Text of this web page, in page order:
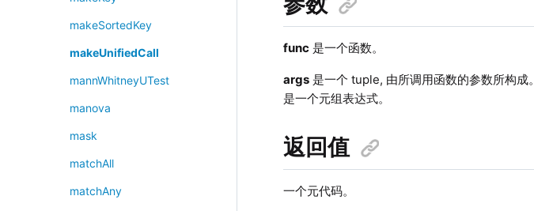
makeSortedKey
makeUnifiedCall
mannWhitneyUTest
manova
mask
matchAll
matchAny
func 是一个函数。
args 是一个 tuple, 由所调用函数的参数所构成。
是一个元组表达式。
返回值
一个元代码。